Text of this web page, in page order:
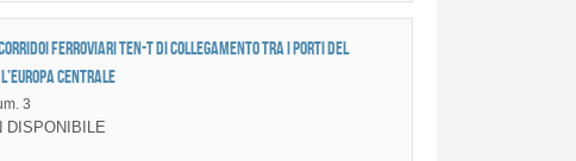
ferroviari TEN-T di collegamento tra i porti del
Centrale
3
DISPONIBILE